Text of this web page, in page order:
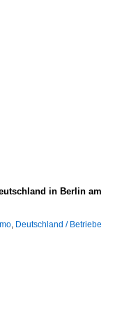
in Berlin am
, Deutschland / Betriebe